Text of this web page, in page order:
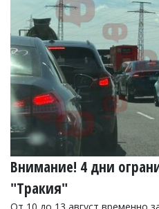
СПОРТ
РАЗСЛЕДВАНЕ
БИЗНЕС
ЮГ
Управители:
Веселин
email:
v.vasilev@flagman.bg
Катя
Касабова,
Внимание! 4 дни
"Тракия"